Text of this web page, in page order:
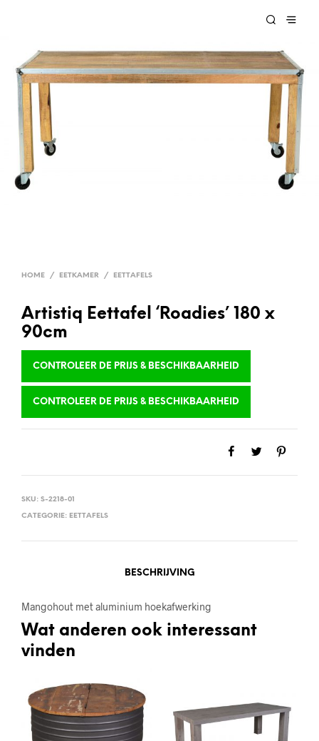
HOME / EETKAMER / EETTAFELS
Artistiq Eettafel ‘Roadies’ 180 x
90cm
CONTROLEER DE PRIJS & BESCHIKBAARHEID
CONTROLEER DE PRIJS & BESCHIKBAARHEID
SKU: S-2218-01
CATEGORIE: EETTAFELS
BESCHRIJVING
Mangohout met aluminium hoekafwerking
Wat anderen ook interessant
vinden